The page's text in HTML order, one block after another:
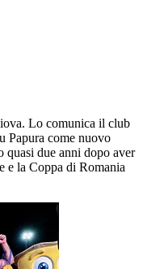
Lo comunica il club
Papura come nuovo
quasi due anni dopo aver
e la Coppa di Romania